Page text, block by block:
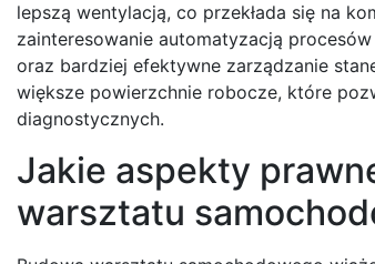
lepszą wentylacją, co przekłada się na
zainteresowanie automatyzacją
oraz bardziej efektywne zarządzanie
większe powierzchnie robocze, które
diagnostycznych.
Jakie aspekty
warsztatu